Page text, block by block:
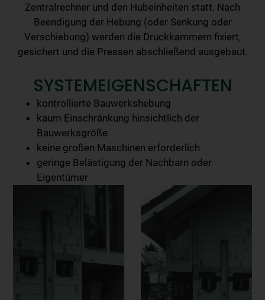
Zentralrechner und den Hubeinheiten statt. Nach
Beendigung der Hebung (oder Senkung oder
Verschiebung) werden die Druckkammern fixiert,
gesichert und die Pressen abschließend ausgebaut.
SYSTEMEIGENSCHAFTEN
kontrollierte Bauwerkshebung
kaum Einschränkung hinsichtlich der
Bauwerksgröße
keine großen Maschinen erforderlich
geringe Belästigung der Nachbarn oder
Eigentümer